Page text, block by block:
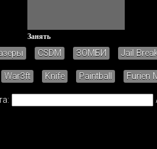
Занять
CSDM ЗОМБИ Jail
War3ft Knife Paintball Furien